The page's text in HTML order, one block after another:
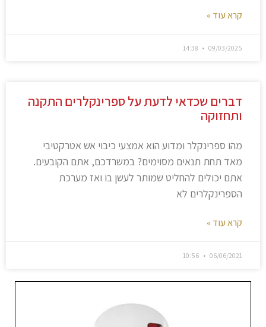
קרא עוד »
09/03/2025
דברים שכדאי לדעת על ספרינקלרים התקנה
ותחזוקה
מהו ספרינקלר ומדוע הוא אמצעי כיבוי אש אטרקטיבי
מאד תחת תנאים מסוימים? במשרדכם, אתם הקובעים.
אתם יכולים להחליט שמותר לעשן בו ואז מערכת
הספרינקלרים לא
קרא עוד »
06/06/2021